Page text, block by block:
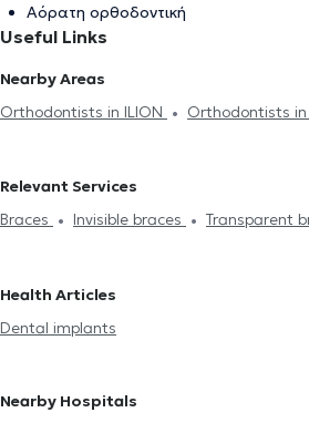
Αόρατη ορθοδοντική
Useful Links
Nearby Areas
Orthodontists in ILION
Orthodontists in
KATO PATISIA
Orthodontists in
MELISSIA
Orthodontists in NEO
Orthodontists in PAGRATI
Relevant Services
Braces
Invisible braces Transparent
Health Articles
Dental implants
Nearby Hospitals